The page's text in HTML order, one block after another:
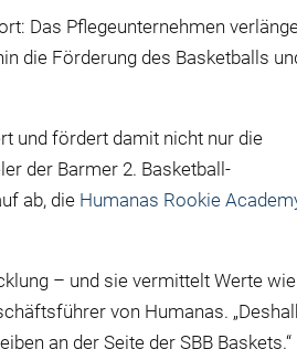
Das Pflegeunternehmen
die Förderung des Basketballs
und fördert damit nicht nur die
der Barmer 2. Basketball-
ab, die Humanas Rookie
– und sie vermittelt Werte wie
von Humanas.
an der Seite der SBB Baskets.“